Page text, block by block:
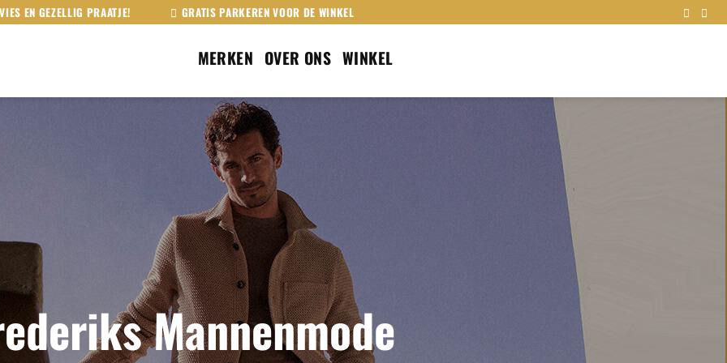
EN GEZELLIG PRAATJE! GRATIS PARKEREN VOOR DE WINKEL
MERKEN OVER ONS WINKEL
Mannenmode